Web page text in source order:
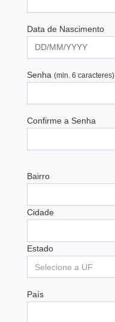
Data de Nascimento
Senha (min. 6 caracteres)
Confirme a Senha
Bairro
Cidade
Estado
Selecione a UF
País